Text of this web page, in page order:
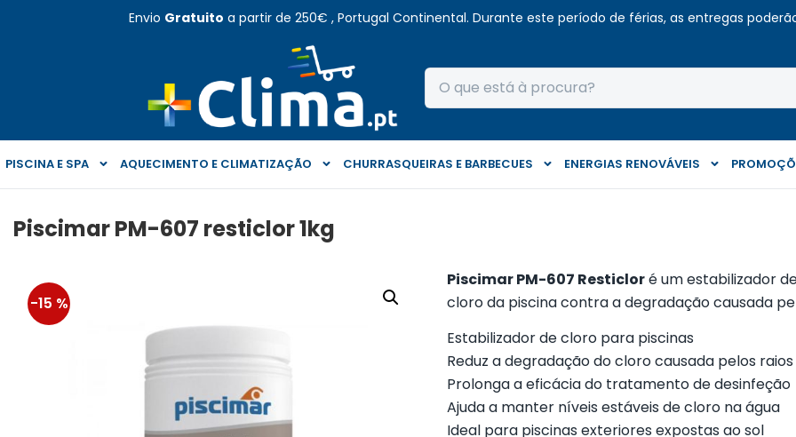
Envio Gratuito a partir de 250€ , Portugal Continental. Durante este período de férias, as entregas
PISCINA E SPA AQUECIMENTO E CLIMATIZAÇÃO CHURRASQUEIRAS E BARBECUES ENERGIAS RENOVÁVEIS
Piscimar PM-607 resticlor 1kg
-15 %
Piscimar PM-607 Resticloré um estabilizador
cloro da piscina contra a degradação causada
Estabilizador de cloro para piscinas
Reduz a degradação do cloro causada pelos raios
Prolonga a eficácia do tratamento de desinfeção
Ajuda a manter níveis estáveis de cloro na água
Ideal para piscinas exteriores expostas ao sol